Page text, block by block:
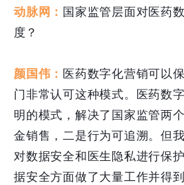
动脉网： 国家监管层面对医药
度？
颜国伟： 医药数字化营销可以
门非常认可这种模式。医药数
明的模式，解决了国家监管两
金销售，二是行为可追溯。但
对数据安全和医生隐私进行保
据安全方面做了大量工作并得